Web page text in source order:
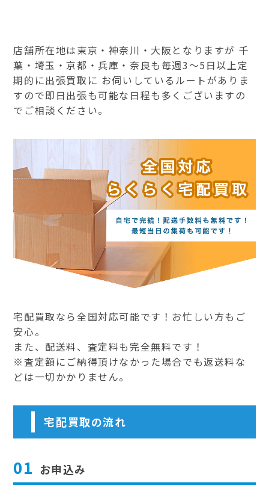
店舗所在地は東京・神奈川・大阪となりますが 千
葉・埼玉・京都・兵庫・奈良も毎週3～5日以上定
期的に出張買取に お伺いしているルートがありま
すので即日出張も可能な日程も多くございますの
でご相談ください。
宅配買取なら全国対応可能です！お忙しい方もご
安心。
また、配送料、査定料も完全無料です！
※査定額にご納得頂けなかった場合でも返送料な
どは一切かかりません。
宅配買取の流れ
01 お申込み